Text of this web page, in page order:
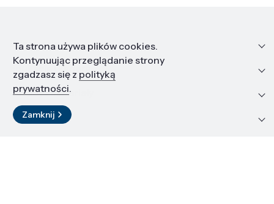
Informacje
Edukacja i kariera
Zasoby i materiały
Kontakt
Ta strona używa plików cookies.
Kontynuując przeglądanie strony
zgadzasz się z polityką
prywatności.
Zamknij